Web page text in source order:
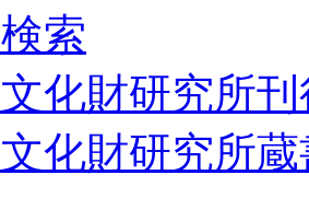
索
化財研究所
化財研究所